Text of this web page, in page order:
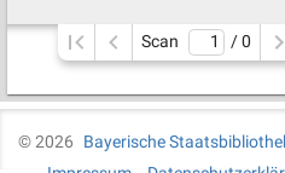
Scan / 0
©2026
Bayerische